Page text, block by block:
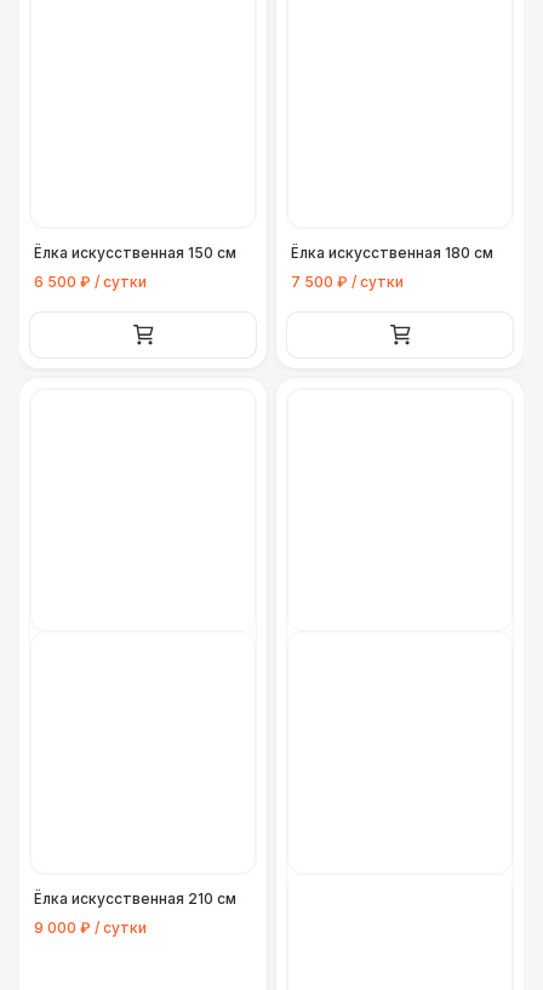
Ёлка искусственная 150 см
6 500 ₽ / сутки
Ёлка искусственная 180 см
7 500 ₽ / сутки
Ёлка искусственная 210 см
9 000 ₽ / сутки